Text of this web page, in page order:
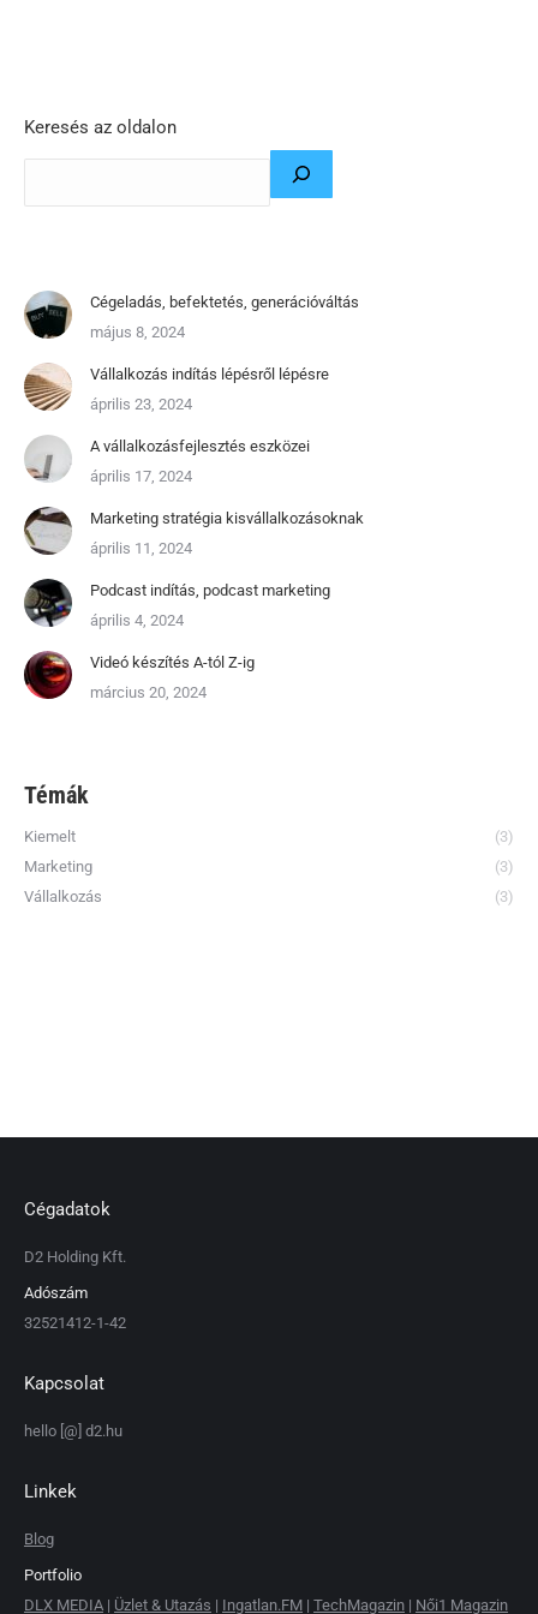
Keresés az oldalon
Cégeladás, befektetés, generációváltás
május 8, 2024
Vállalkozás indítás lépésről lépésre
április 23, 2024
A vállalkozásfejlesztés eszközei
április 17, 2024
Marketing stratégia kisvállalkozásoknak
április 11, 2024
Podcast indítás, podcast marketing
április 4, 2024
Videó készítés A-tól Z-ig
március 20, 2024
Témák
Kiemelt
(3)
Marketing
(3)
Vállalkozás
(3)
Cégadatok
D2 Holding Kft.
Adószám
32521412-1-42
Kapcsolat
hello [@] d2.hu
Linkek
Blog
Portfolio
DLX MEDIA | Üzlet & Utazás | Ingatlan.FM | TechMagazin | Női1 Magazin